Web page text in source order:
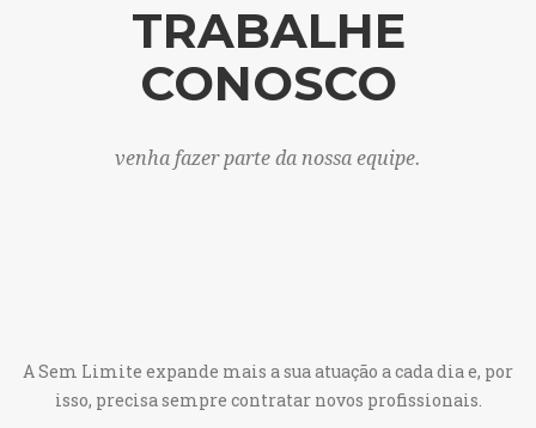
TRABALHE
CONOSCO
venha fazer parte da nossa equipe.
A Sem Limite expande mais a sua atuação a cada dia e, por
isso, precisa sempre contratar novos profissionais.